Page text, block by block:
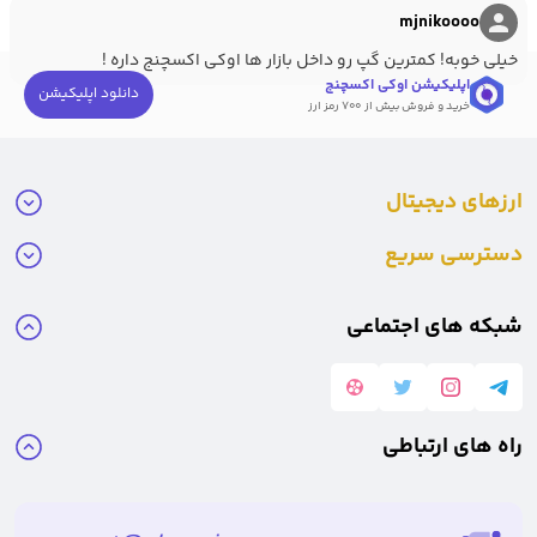
نظر در خصوص مسیر آینده این شرکت، استلار را با همکاری جویس کیم
mjnikoooo
خیلی خوبه! کمترین گپ رو داخل بازار ها اوکی اکسچنج داره !
اپلیکیشن اوکی اکسچنج
خرید و فروش بیش از ۷۰۰ رمز ارز
دانلود اپلیکیشن
ارزهای دیجیتال
دسترسی سریع
شبکه های اجتماعی
راه های ارتباطی